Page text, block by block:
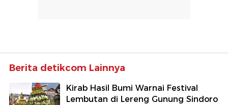
Berita detikcom Lainnya
Kirab Hasil Bumi Warnai Festival
Lembutan di Lereng Gunung Sindoro